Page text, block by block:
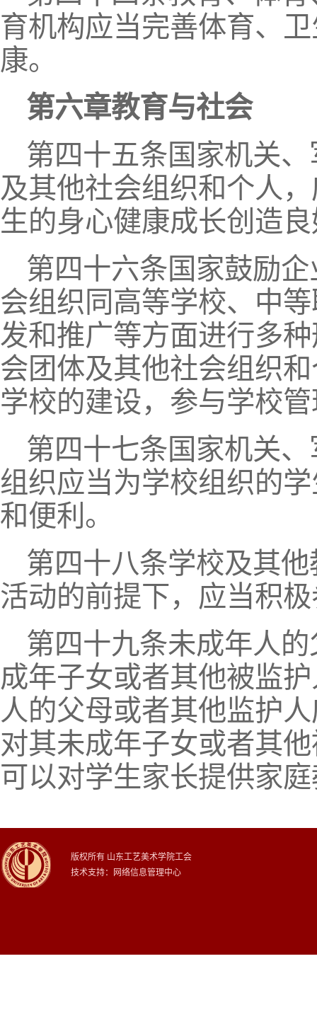
育机构应当完善体育、
康。
第六章教育与社会
第四十五条国家机关
及其他社会组织和个人
生的身心健康成长创造
第四十六条国家鼓励
会组织同高等学校、中
发和推广等方面进行多
会团体及其他社会组织
学校的建设，参与学校
第四十七条国家机关
组织应当为学校组织的
和便利。
第四十八条学校及其
活动的前提下，应当积
第四十九条未成年人
成年子女或者其他被监
人的父母或者其他监护
对其未成年子女或者其
可以对学生家长提供家
版权所有 山东工艺美术学院工会
技术支持：网络信息管理中心